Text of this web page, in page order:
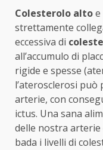
Colesterolo altoe
strettamente
eccessiva di
all’accumulo di
rigide e spesse
l’aterosclerosi
arterie, con
ictus. Una sana
delle nostra arterie
bada i livelli di